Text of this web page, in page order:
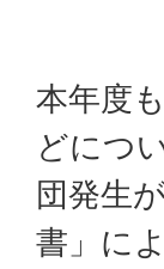
本年度
どにつ
団発生
書」に